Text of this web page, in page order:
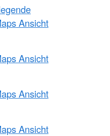
Ansicht
Ansicht
Ansicht
Ansicht